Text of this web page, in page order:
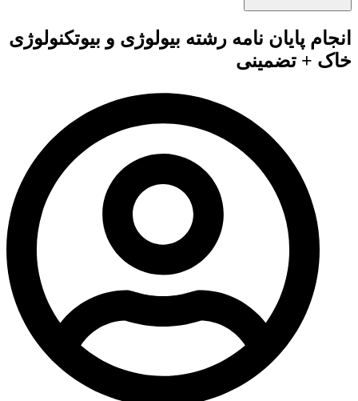
انجام پایان نامه رشته بیولوژی و بیوتکنولوژی
خاک + تضمینی